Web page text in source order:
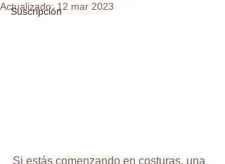
Suscripción
Actualizado: 12 mar 2023
Si estás comenzando en costuras, una